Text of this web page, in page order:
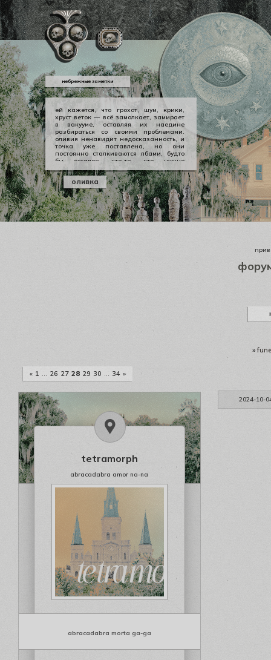
ей кажется, что грохот, шум, крики,
хруст веток — всё замолкает, замирает
в вакууме, оставляя их наедине
разбираться со своими проблемами.
оливия ненавидит недосказанность, и
точка уже поставлена, но они
постоянно сталкиваются лбами, будто
бы осталось что-то, что нужно
произнести вслух, выкричать, выскулить
болезненным визгом, чтобы не
тревожило никогда не заживающей
раной. но оливии нечего сказать
джеральду, а джеральду просто
плевать.
оливка
небрежные заметки
»
« 1 … 26 27 28 29 30 … 34 »
2024-10-
tetramorph
abracadabra amor na-na
abracadabra morta ga-ga